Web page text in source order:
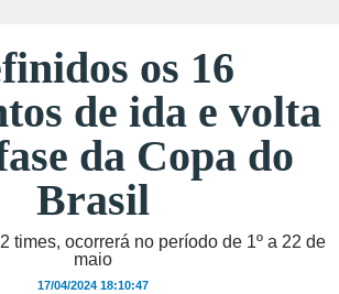
os 16
de ida e volta
da Copa do
Brasil
times, ocorrerá no período de 1º a 22 de
maio
17/04/2024 18:10:47